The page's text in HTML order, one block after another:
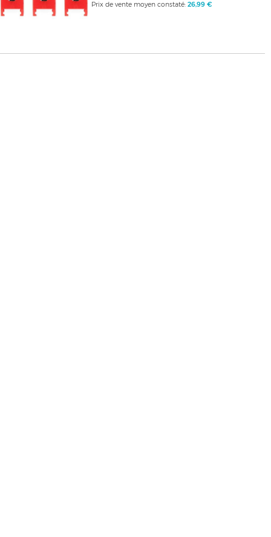
Prix de vente moyen constaté: 26,99 €